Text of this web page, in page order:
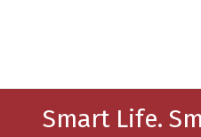
Smart Life.